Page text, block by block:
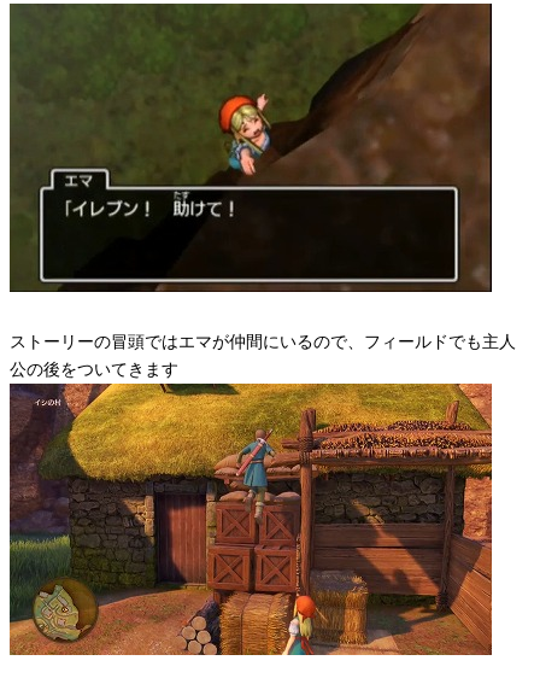
ストーリーの冒頭ではエマが仲間にいるので、フィールドでも主人
公の後をついてきます